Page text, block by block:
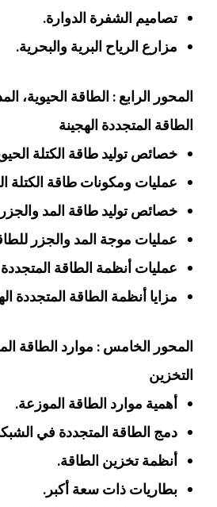
تصاميم الشفرة الدوارة.
مزارع الرياح البرية والبحرية.
المحور الرابع : الطاقة الحيوية،
الطاقة المتجددة الهجينة
خصائص توليد طاقة الكتلة
عمليات ومكونات طاقة الكتلة
خصائص توليد طاقة المد
عمليات موجة المد والجزر
عمليات أنظمة الطاقة المتجددة
مزايا أنظمة الطاقة المتجددة
التخزين
أهمية موارد الطاقة الموزعة.
دمج الطاقة المتجددة في
أنظمة تخزين الطاقة.
بطاريات ذات سعة أكبر.